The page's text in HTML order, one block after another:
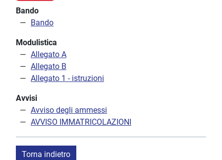
Bando
Bando
Modulistica
Allegato A
Allegato B
Allegato 1 - istruzioni
Avvisi
Avviso degli ammessi
AVVISO IMMATRICOLAZIONI
Torna indietro